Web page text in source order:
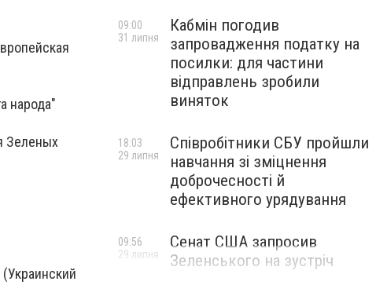
народа"
Зеленых
Кабмін погодив
запровадження податку на
посилки: для частини
відправлень зробили
виняток
09:00
31 липня
Співробітники СБУ пройшли
навчання зі зміцнення
доброчесності й
ефективного урядування
18:03
29 липня
Сенат США запросив
Зеленського на зустріч
09:56
29 липня